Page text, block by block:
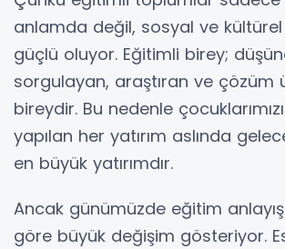
anlamda değil, sosyal ve
güçlü oluyor. Eğitimli birey;
sorgulayan, araştıran ve çözüm
bireydir. Bu nedenle
yapılan her yatırım aslında
en büyük yatırımdır.
Ancak günümüzde eğitim
göre büyük değişim gösteriyor.